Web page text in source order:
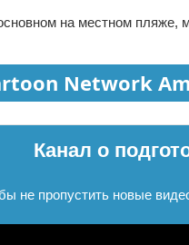
на местном
Network
Канал о
не пропустить новые